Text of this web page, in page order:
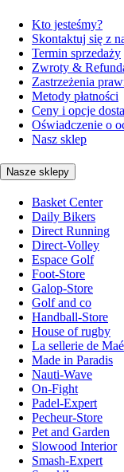
Kto jesteśmy?
Skontaktuj się z
Termin sprzedaży
Zwroty &
Zastrzeżenia
Metody płatności
Ceny i opcje
Oświadczenie o
Nasz sklep
Nasze sklepy
Basket Center
Daily Bikers
Direct Running
Direct-Volley
Espace Golf
Foot-Store
Galop-Store
Golf and co
Handball-Store
House of rugby
La sellerie de Maé
Made in Paradis
Nauti-Wave
On-Fight
Padel-Expert
Pecheur-Store
Pet and Garden
Slowood Interior
Smash-Expert